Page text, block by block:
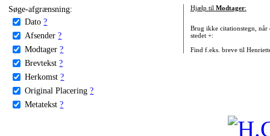
Søge-afgrænsning:
Dato ?
Afsender ?
Modtager ?
Brevtekst ?
Herkomst ?
Original Placering ?
Metatekst ?
Hjælp til Modtager:
Brug ikke citationstegn, når
stedet +:
Find f.eks. breve til